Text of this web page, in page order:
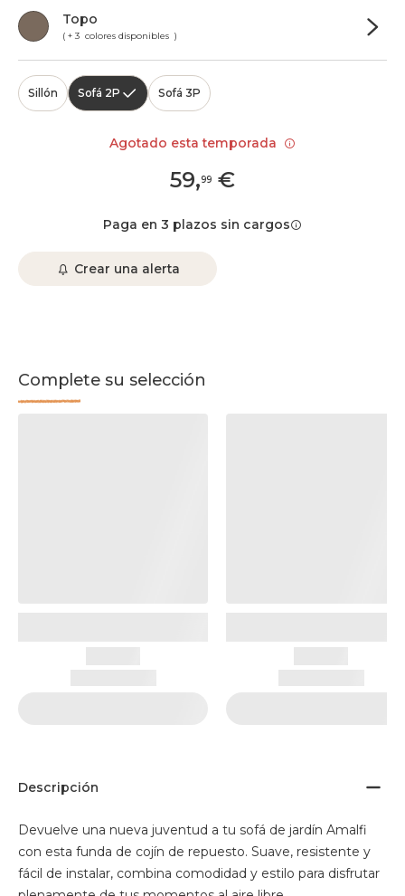
Topo
( + 3 colores disponibles )
Sillón Sofá 2P Sofá 3P
59,99 €
Paga en 3 plazos sin cargos
Crear una alerta
Complete su selección
Descripción
Devuelve una nueva juventud a tu sofá de jardín Amalfi
con esta funda de cojín de repuesto. Suave, resistente y
fácil de instalar, combina comodidad y estilo para disfrutar